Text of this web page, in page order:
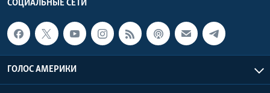
СОЦИАЛЬНЫЕ СЕТИ
ГОЛОС АМЕРИКИ